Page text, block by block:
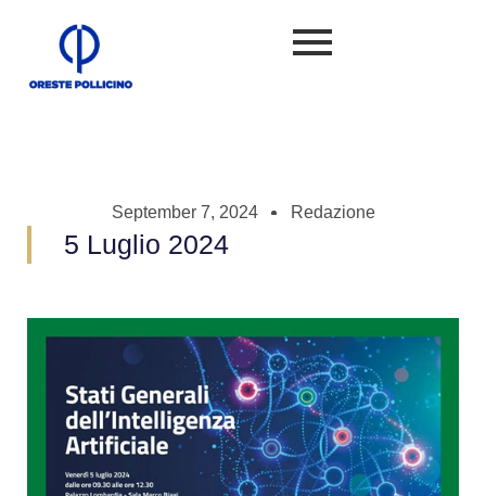
September 7, 2024 Redazione
5 Luglio 2024